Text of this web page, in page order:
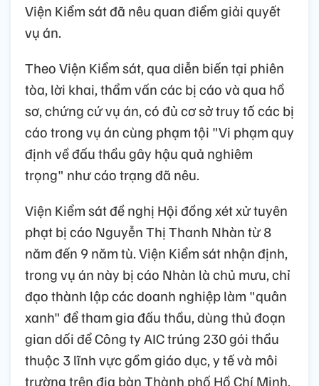
Viện Kiểm sát đã nêu quan điểm giải quyết
vụ án.
Theo Viện Kiểm sát, qua diễn biến tại phiên
tòa, lời khai, thẩm vấn các bị cáo và qua hồ
sơ, chứng cứ vụ án, có đủ cơ sở truy tố các bị
cáo trong vụ án cùng phạm tội "Vi phạm quy
định về đấu thầu gây hậu quả nghiêm
trọng" như cáo trạng đã nêu.
Viện Kiểm sát đề nghị Hội đồng xét xử tuyên
phạt bị cáo Nguyễn Thị Thanh Nhàn từ 8
năm đến 9 năm tù. Viện Kiểm sát nhận định,
trong vụ án này bị cáo Nhàn là chủ mưu, chỉ
đạo thành lập các doanh nghiệp làm "quân
xanh" để tham gia đấu thầu, dùng thủ đoạn
gian dối để Công ty AIC trúng 230 gói thầu
thuộc 3 lĩnh vực gồm giáo dục, y tế và môi
trường trên địa bàn Thành phố Hồ Chí Minh,